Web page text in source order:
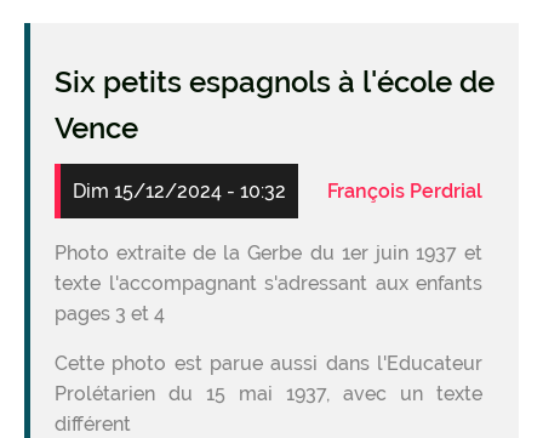
Six petits espagnols à l'école de
Vence
Dim 15/12/2024 - 10:32 François Perdrial
Photo extraite de la Gerbe du 1er juin 1937 et
texte l'accompagnant s'adressant aux enfants
pages 3 et 4
Cette photo est parue aussi dans l'Educateur
Prolétarien du 15 mai 1937, avec un texte
différent